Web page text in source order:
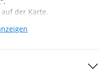
der Karte.
und ggf. Hochladen von
und